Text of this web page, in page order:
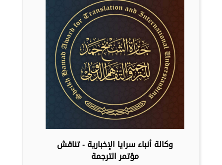
وكالة أنباء سرايا الإخبارية - تناقش
مؤتمر الترجمة